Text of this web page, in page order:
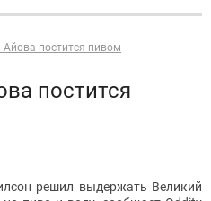
постится пивом
постится
решил выдержать Великий